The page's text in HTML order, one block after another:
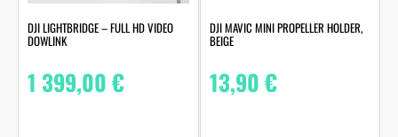
DJI LIGHTBRIDGE – FULL HD VIDEO
DOWLINK
1 399,00€
DJI MAVIC MINI PROPELLER HOLDER,
BEIGE
13,90€